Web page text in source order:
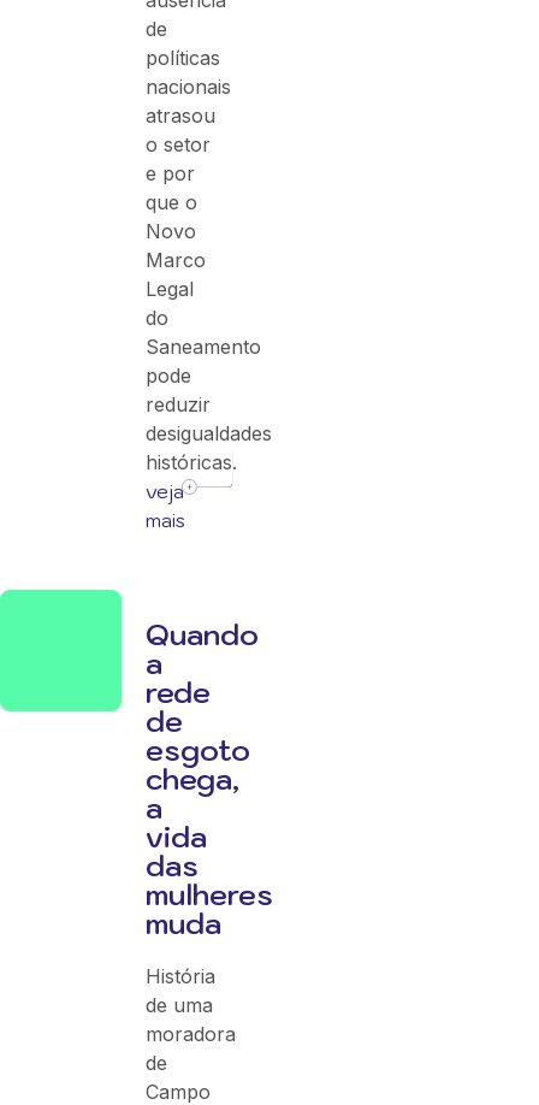
de
políticas
nacionais
atrasou
o setor
e por
que o
Novo
Marco
Legal
do
Saneamento
pode
reduzir
desigualdades
históricas.
veja
mais
Quando
a
rede
de
esgoto
chega,
a
vida
das
mulheres
muda
História
de uma
moradora
de
Campo